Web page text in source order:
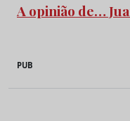
A opinião de…
PUB